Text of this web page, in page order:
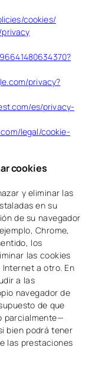
cookies/
privacy?
es/privacy-
legal/cookie-
cookies
y eliminar las
en su
de su navegador
Chrome,
los
las cookies
a otro. En
a las
navegador de
de que
parcialmente—
bien podrá tener
las prestaciones